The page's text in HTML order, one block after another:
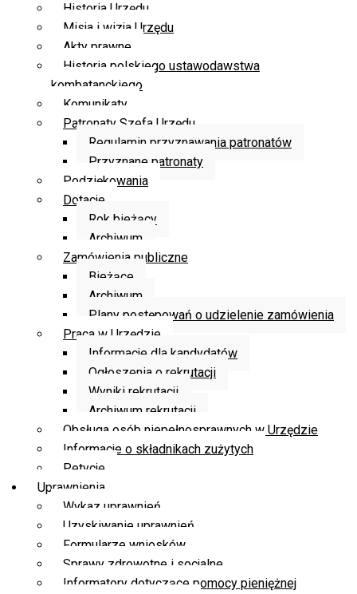
Historia Urzędu
Misja i wizja Urzędu
Akty prawne
Historia polskiego ustawodawstwa
kombatanckiego
Komunikaty
Patronaty Szefa Urzędu
Regulamin przyznawania patronatów
Przyznane patronaty
Podziękowania
Dotacje
Rok bieżący
Archiwum
Zamówienia publiczne
Bieżące
Archiwum
Plany postępowań o udzielenie zamówienia
Praca w Urzędzie
Informacje dla kandydatów
Ogłoszenia o rekrutacji
Wyniki rekrutacji
Archiwum rekrutacji
Obsługa osób niepełnosprawnych w Urzędzie
Informacje o składnikach zużytych
Petycje
Uprawnienia
Wykaz uprawnień
Uzyskiwanie uprawnień
Formularze wniosków
Sprawy zdrowotne i socjalne
Informatory dotyczące pomocy pieniężnej